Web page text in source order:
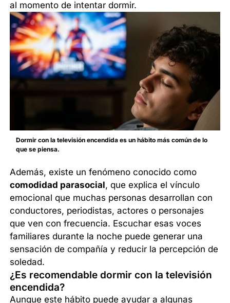
al momento de intentar dormir.
Dormir con la televisión encendida es un hábito más común de lo
que se piensa.
Además, existe un fenómeno conocido como
comodidad parasocial, que explica el vínculo
emocional que muchas personas desarrollan con
conductores, periodistas, actores o personajes
que ven con frecuencia. Escuchar esas voces
familiares durante la noche puede generar una
sensación de compañía y reducir la percepción de
soledad.
¿Es recomendable dormir con la televisión
encendida?
Aunque este hábito puede ayudar a algunas